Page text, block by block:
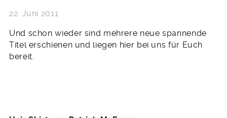
22. Juni 2011
Und schon wieder sind mehrere neue spannende
Titel erschienen und liegen hier bei uns für Euch
bereit.